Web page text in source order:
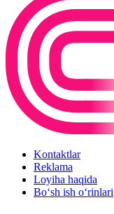
Kontaktlar
Reklama
Loyiha haqida
Bo‘sh ish o‘rinlari